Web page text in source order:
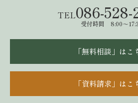
TEL086-528-
受付時間 8:00～
「無料相談」はこ
「資料請求」はこ